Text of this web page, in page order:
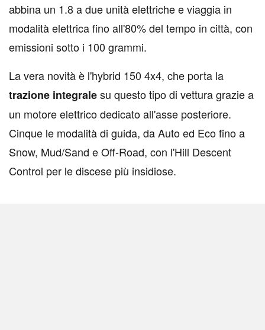
abbina un 1.8 a due unità elettriche e viaggia in
modalità elettrica fino all'80% del tempo in città, con
emissioni sotto i 100 grammi.
La vera novità è l'hybrid 150 4x4, che porta la
trazione integralesu questo tipo di vettura grazie a
un motore elettrico dedicato all'asse posteriore.
Cinque le modalità di guida, da Auto ed Eco fino a
Snow, Mud/Sand e Off-Road, con l'Hill Descent
Control per le discese più insidiose.